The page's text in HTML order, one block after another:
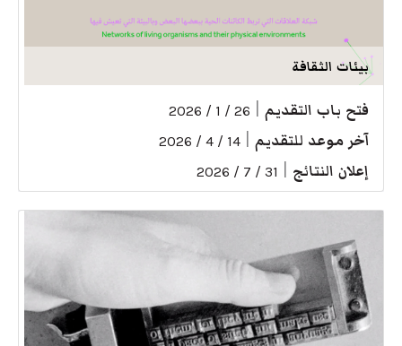
بيئات الثقافة
فتح باب التقديم 26 / 1 / 2026
آخر موعد للتقديم 14 / 4 / 2026
إعلان النتائج 31 / 7 / 2026